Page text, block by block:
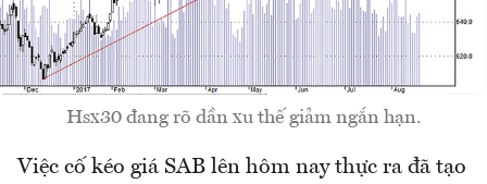
Hsx30 đang rõ dần xu thế giảm ngắn hạn.
Việc cố kéo giá SAB lên hôm nay thực ra đã tạo